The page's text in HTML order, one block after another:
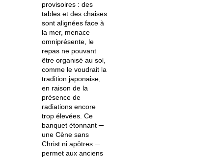
provisoires : des
tables et des chaises
sont alignées face à
la mer, menace
omniprésente, le
repas ne pouvant
être organisé au sol,
comme le voudrait la
tradition japonaise,
en raison de la
présence de
radiations encore
trop élevées. Ce
banquet étonnant ─
une Cène sans
Christ ni apôtres ─
permet aux anciens